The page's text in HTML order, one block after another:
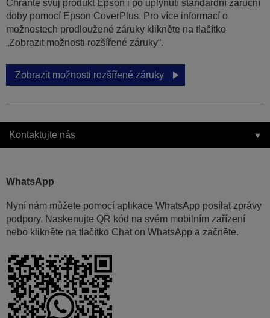
Chraňte svůj produkt Epson i po uplynutí standardní záruční
doby pomocí Epson CoverPlus. Pro více informací o
možnostech prodloužené záruky klikněte na tlačítko
„Zobrazit možnosti rozšířené záruky“.
Zobrazit možnosti rozšířené záruky
Kontaktujte nás
WhatsApp
Nyní nám můžete pomocí aplikace WhatsApp posílat zprávy
podpory. Naskenujte QR kód na svém mobilním zařízení
nebo klikněte na tlačítko Chat on WhatsApp a začněte.